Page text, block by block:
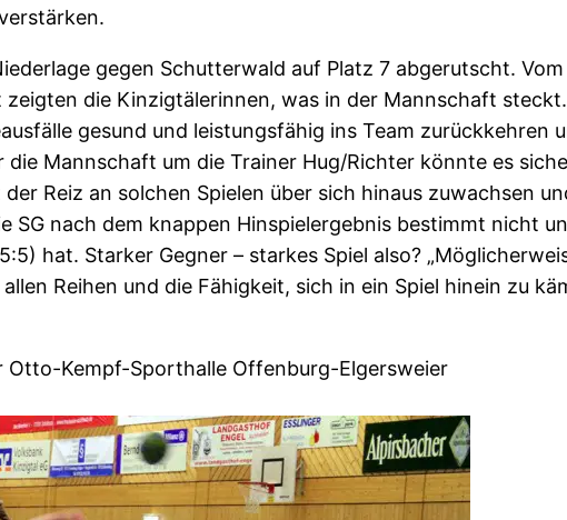
gegen Schutterwald auf Platz 7 abgerutscht.
die Kinzigtälerinnen, was in der Mannschaft
gesund und leistungsfähig ins Team zurückkehren
Mannschaft um die Trainer Hug/Richter könnte es
Reiz an solchen Spielen über sich hinaus zuwachsen
SG nach dem knappen Hinspielergebnis bestimmt nicht
hat. Starker Gegner – starkes Spiel also?
Reihen und die Fähigkeit, sich in ein Spiel hinein zu
Otto-Kempf-Sporthalle Offenburg-Elgersweier